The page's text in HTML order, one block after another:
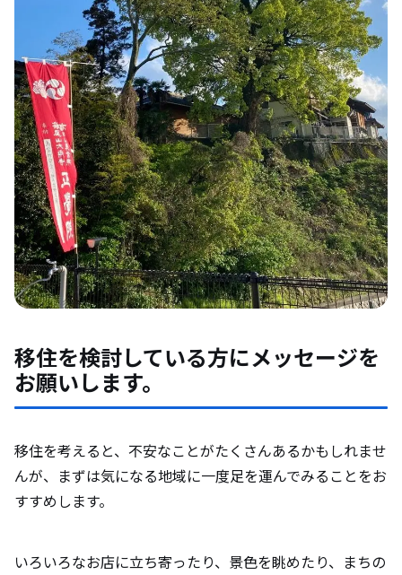
移住を検討している方にメッセージを
お願いします。
移住を考えると、不安なことがたくさんあるかもしれませ
んが、まずは気になる地域に一度足を運んでみることをお
すすめします。
いろいろなお店に立ち寄ったり、景色を眺めたり、まちの